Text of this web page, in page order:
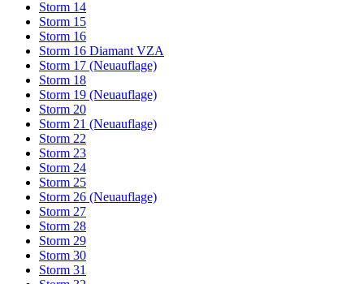
Storm 14
Storm 15
Storm 16
Storm 16 Diamant VZA
Storm 17 (Neuauflage)
Storm 18
Storm 19 (Neuauflage)
Storm 20
Storm 21 (Neuauflage)
Storm 22
Storm 23
Storm 24
Storm 25
Storm 26 (Neuauflage)
Storm 27
Storm 28
Storm 29
Storm 30
Storm 31